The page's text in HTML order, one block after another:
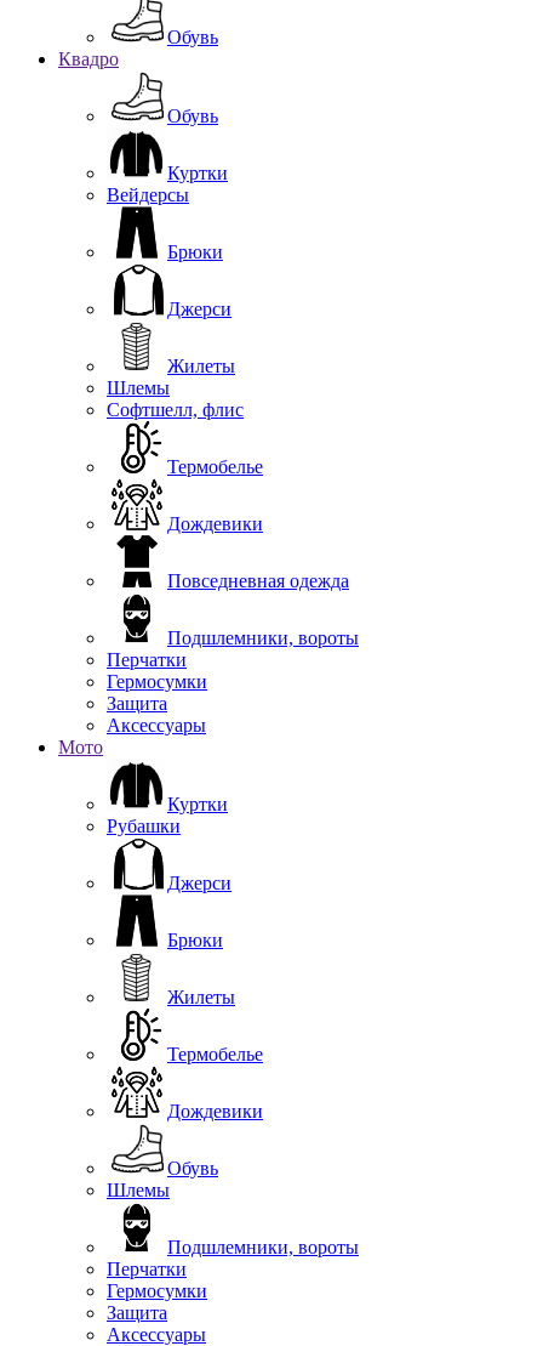
Обувь
Квадро
Обувь
Куртки
Вейдерсы
Брюки
Джерси
Жилеты
Шлемы
Софтшелл, флис
Термобелье
Дождевики
Повседневная одежда
Подшлемники, вороты
Перчатки
Гермосумки
Защита
Аксессуары
Мото
Куртки
Рубашки
Джерси
Брюки
Жилеты
Термобелье
Дождевики
Обувь
Шлемы
Подшлемники, вороты
Перчатки
Гермосумки
Защита
Аксессуары